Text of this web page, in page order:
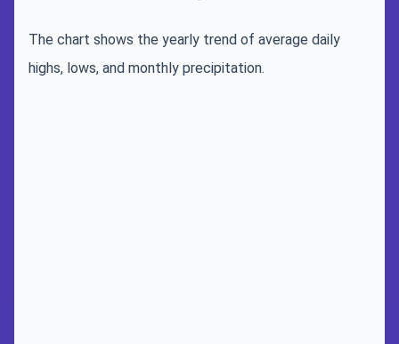
The chart shows the yearly trend of average daily
highs, lows, and monthly precipitation.